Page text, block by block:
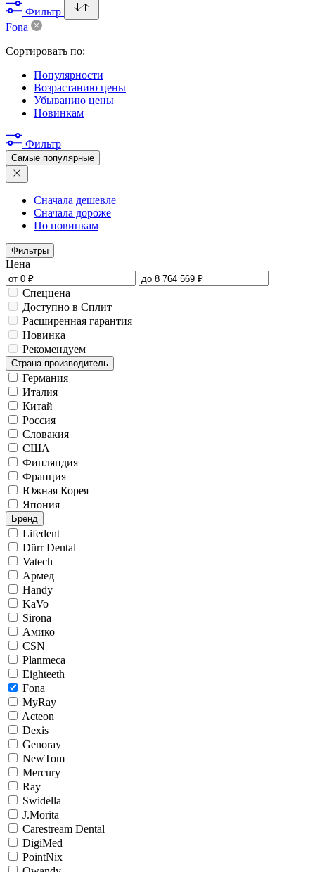
Фильтр
Fona
Сортировать по:
Популярности
Возрастанию цены
Убыванию цены
Новинкам
Фильтр
Самые популярные
Сначала дешевле
Сначала дороже
По новинкам
Фильтры
Цена
Спеццена
Доступно в Сплит
Расширенная гарантия
Новинка
Рекомендуем
Страна производитель
Германия
Италия
Китай
Россия
Словакия
США
Финляндия
Франция
Южная Корея
Япония
Бренд
Lifedent
Dürr Dental
Vatech
Армед
Handy
KaVo
Sirona
Амико
CSN
Planmeca
Eighteeth
Fona
MyRay
Acteon
Dexis
Genoray
NewTom
Mercury
Ray
Swidella
J.Morita
Carestream Dental
DigiMed
PointNix